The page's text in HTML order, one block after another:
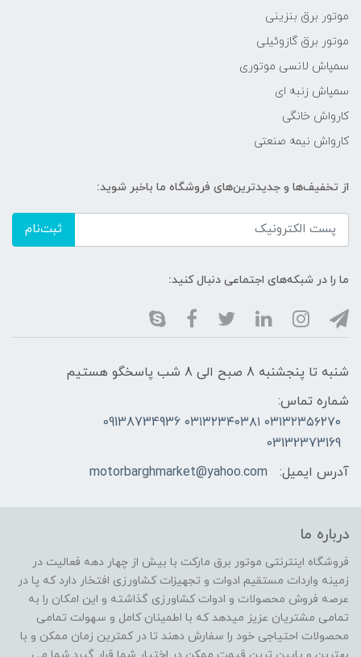
موتور برق بنزینی
موتور برق گازوئیلی
سمپاش لانسی موتوری
سمپاش زنبه ای
کارواش خانگی
کارواش نیمه صنعتی
از تخفیف‌ها و جدیدترین‌های فروشگاه ما باخبر شوید:
ثبت‌نام
ما را در شبکه‌های اجتماعی دنبال کنید:
شنبه تا پنجشنبه 8 صبح الی 8 شب پاسخگو هستیم
شماره تماس:
۰۳۱۳۲۳۵۶۲۷۰ ۰۳۱۳۲۳۴۰۳۸۱ 09138734936
03132373169
آدرس ایمیل:
motorbarghmarket@yahoo.com
درباره ما
فروشگاه اینترنتی موتور برق مارکت با بیش از چهار دهه فعالیت در
زمینه واردات مستقیم ادوات و تجهیزات کشاورزی افتخار دارد که پا در
عرصه فروش محصولات و ادوات کشاورزی گذاشته و این امکان را به
تمامی مشتریان عزیز میدهد که با اطمینان کامل و سهولت تمامی
محصولات احتیاجی خود را سفارش دهند تا در کمترین زمان ممکن و با